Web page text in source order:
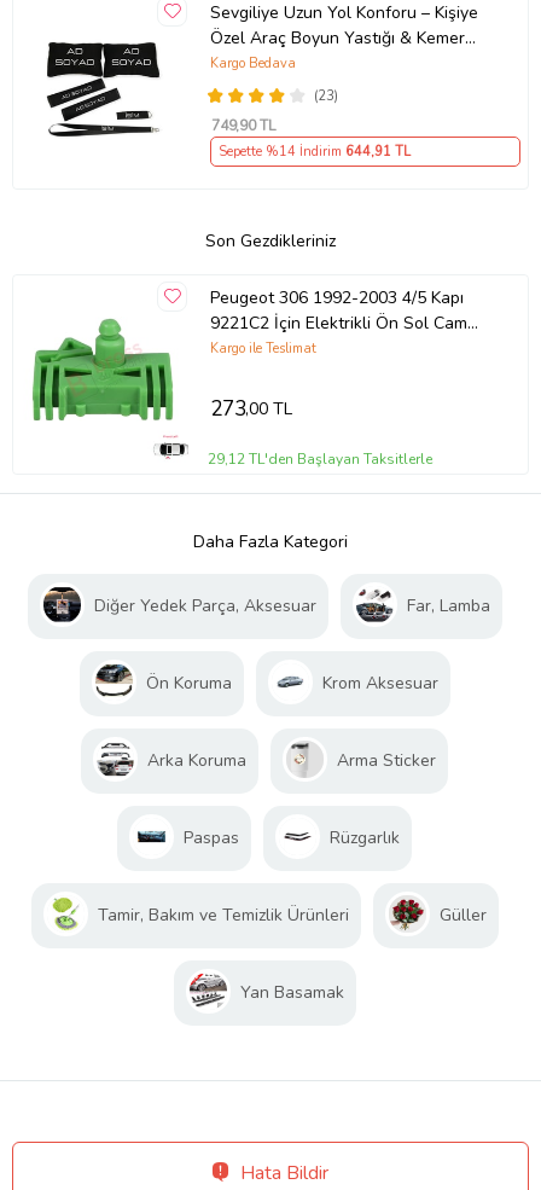
Sevgiliye Uzun Yol Konforu – Kişiye
Özel Araç Boyun Yastığı & Kemer
Pedi Hediye Seti
(23)
Kargo Bedava
749,90 TL
Sepette %14 İndirim 644,91 TL
Son Gezdikleriniz
Peugeot 306 1992-2003 4/5 Kapı
9221C2 İçin Elektrikli Ön Sol Cam
Kriko Tamir Klipsi
Kargo ile Teslimat
273,00 TL
29,12 TL'den Başlayan Taksitlerle
Daha Fazla Kategori
Diğer Yedek Parça, Aksesuar Far, Lamba
Ön Koruma Krom Aksesuar
Arka Koruma Arma Sticker
Paspas Rüzgarlık
Tamir, Bakım ve Temizlik Ürünleri Güller
Yan Basamak
Hata Bildir